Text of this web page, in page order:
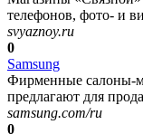
телефонов, фото- и
svyaznoy.ru
0
Samsung
Фирменные салоны-
предлагают для
samsung.com/ru
0